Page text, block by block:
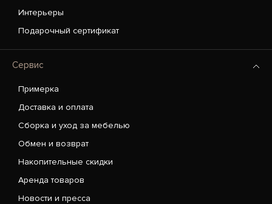
Интерьеры
Подарочный сертификат
Сервис
Примерка
Доставка и оплата
Сборка и уход за мебелью
Обмен и возврат
Накопительные скидки
Аренда товаров
Новости и пресса